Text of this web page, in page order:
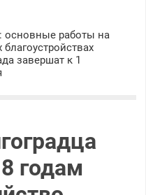
Реконструкция ЦПКиО
Героев-летчиков
основные работы на
благоустройствах
завершат к 1
годам